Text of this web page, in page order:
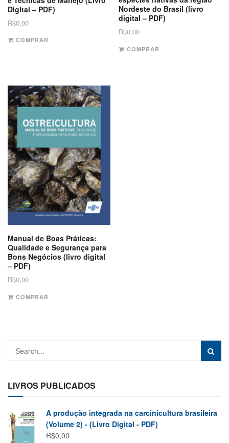
Digital – PDF)
R$0,00
COMPRAR
Nordeste do Brasil (livro
digital – PDF)
R$0,00
COMPRAR
Manual de Boas Práticas:
Qualidade e Segurança para
Bons Negócios (livro digital
– PDF)
R$0,00
COMPRAR
LIVROS PUBLICADOS
A produção integrada na carcinicultura brasileira
(Volume 2) - (Livro Digital - PDF)
R$0,00